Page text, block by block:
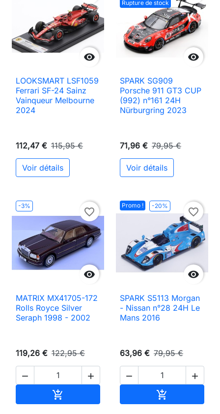

LOOKSMART LSF1059
Ferrari SF-24 Sainz
Vainqueur Melbourne
2024
112,47 € 115,95 €
Voir détails
Rupture de stock

SPARK SG909
Porsche 911 GT3 CUP
(992) n°161 24H
Nürburgring 2023
71,96 € 79,95 €
Voir détails
-3%

favorite_border
MATRIX MX41705-172
Rolls Royce Silver
Seraph 1998 - 2002
119,26 € 122,95 €
 

Promo ! -20%

favorite_border
SPARK S5113 Morgan
- Nissan n°28 24H Le
Mans 2016
63,96 € 79,95 €
 
